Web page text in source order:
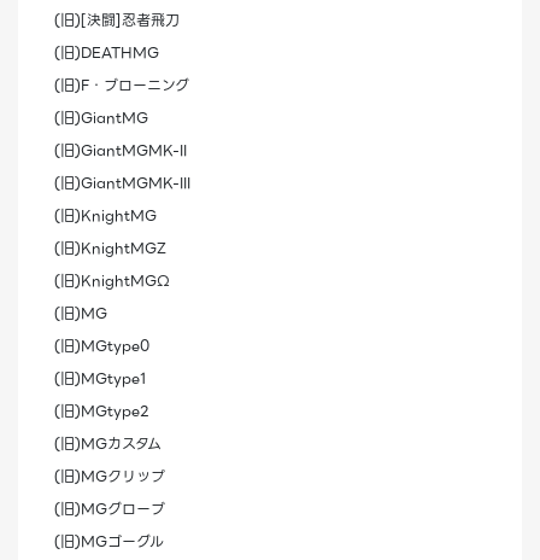
(旧)[決闘]忍者飛刀
(旧)DEATHMG
(旧)F・ブローニング
(旧)GiantMG
(旧)GiantMGMK-II
(旧)GiantMGMK-III
(旧)KnightMG
(旧)KnightMGΖ
(旧)KnightMGΩ
(旧)MG
(旧)MGtype0
(旧)MGtype1
(旧)MGtype2
(旧)MGカスタム
(旧)MGクリップ
(旧)MGグローブ
(旧)MGゴーグル